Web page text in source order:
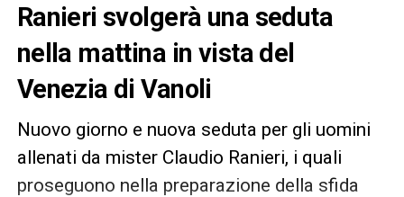
Ranieri svolgerà una seduta
nella mattina in vista del
Venezia di Vanoli
Nuovo giorno e nuova seduta per gli uomini
allenati da mister Claudio Ranieri, i quali
proseguono nella preparazione della sfida